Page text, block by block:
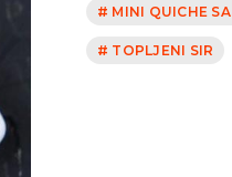
# MINI QUICHE
# TOPLJENI SIR